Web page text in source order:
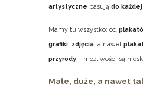
artystyczne pasują do
Mamy tu wszystko: od
grafiki zdjęcia , a nawet
przyrody – możliwości są
Małe, duże, a nawet